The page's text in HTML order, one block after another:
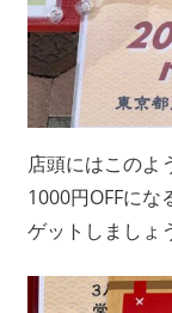
店頭にはこのよ
1000円OFFに
ゲットしましょ